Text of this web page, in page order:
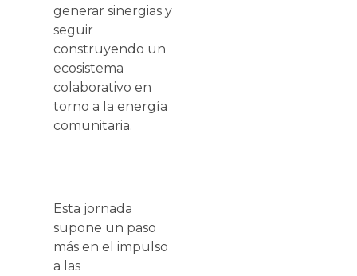
generar sinergias y
seguir
construyendo un
ecosistema
colaborativo en
torno a la energía
comunitaria.
Esta jornada
supone un paso
más en el impulso
a las